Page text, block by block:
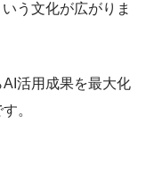
う文化が広がりま
活用成果を最大化
。